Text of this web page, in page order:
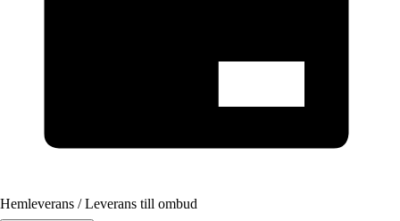
Hemleverans / Leverans till ombud